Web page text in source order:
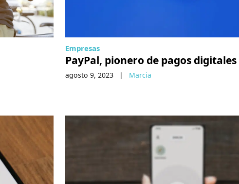
Empresas
PayPal, pionero de pagos digitales
agosto 9, 2023 | Marcia